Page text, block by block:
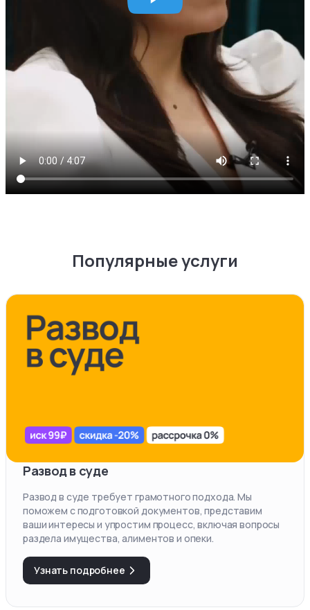
Популярные услуги
Развод в суде
Развод в суде требует грамотного подхода. Мы
поможем с подготовкой документов, представим
ваши интересы и упростим процесс, включая вопросы
раздела имущества, алиментов и опеки.
Узнать подробнее